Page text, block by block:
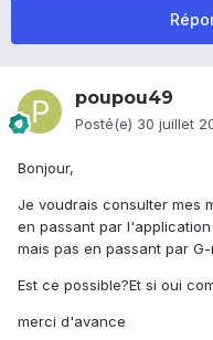
poupou49
Posté(e) 30 juillet
Bonjour,
Je voudrais consulter mes
en passant par
mais pas en passant par G-
Est ce possible?Et si oui
merci d'avance